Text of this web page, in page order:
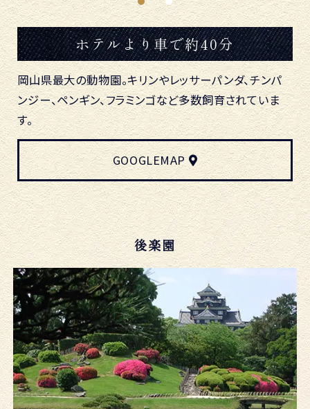
ホテルより車で約40分
岡山県最大の動物園。キリンやレッサーパンダ、チンパ
ンジー、ペンギン、フラミンゴなど多数飼育されていま
す。
GOOGLEMAP
後楽園